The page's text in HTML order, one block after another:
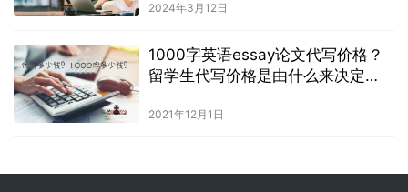
2024年3月12日
1000字英语essay论文代写价格？
留学生代写价格是由什么来决定
2021年12月1日